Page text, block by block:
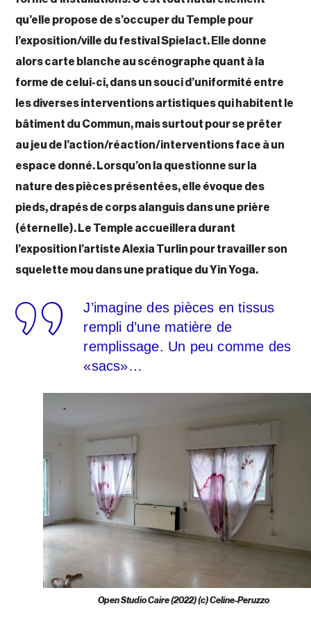
qu’elle propose de s’occuper du Temple pour
l’exposition/ville du festival Spielact. Elle donne
alors carte blanche au scénographe quant à la
forme de celui-ci, dans un souci d’uniformité entre
les diverses interventions artistiques qui habitent le
bâtiment du Commun, mais surtout pour se prêter
au jeu de l’action/réaction/interventions face à un
espace donné. Lorsqu’on la questionne sur la
nature des pièces présentées, elle évoque des
pieds, drapés de corps alanguis dans une prière
(éternelle). Le Temple accueillera durant
l’exposition l’artiste Alexia Turlin pour travailler son
squelette mou dans une pratique du Yin Yoga.
J’imagine des pièces en tissus
rempli d’une matière de
remplissage. Un peu comme des
«sacs»…
Open Studio Caire (2022) (c) Celine-Peruzzo